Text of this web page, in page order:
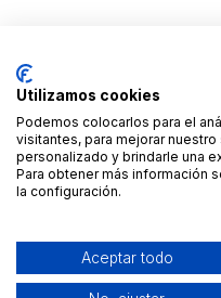
LinkedIN
Utilizamos cookies
Podemos colocarlos para el
visitantes, para mejorar
personalizado y brindarle una
Para obtener más información
la configuración.
Aceptar todo